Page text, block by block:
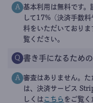
A 基本利用は無料です
して17%（決済手数
料をいただいておりま
覧ください。
Q 書き手になるため
A 審査はありません。
は、決済サービス
しくは こちら をご覧く